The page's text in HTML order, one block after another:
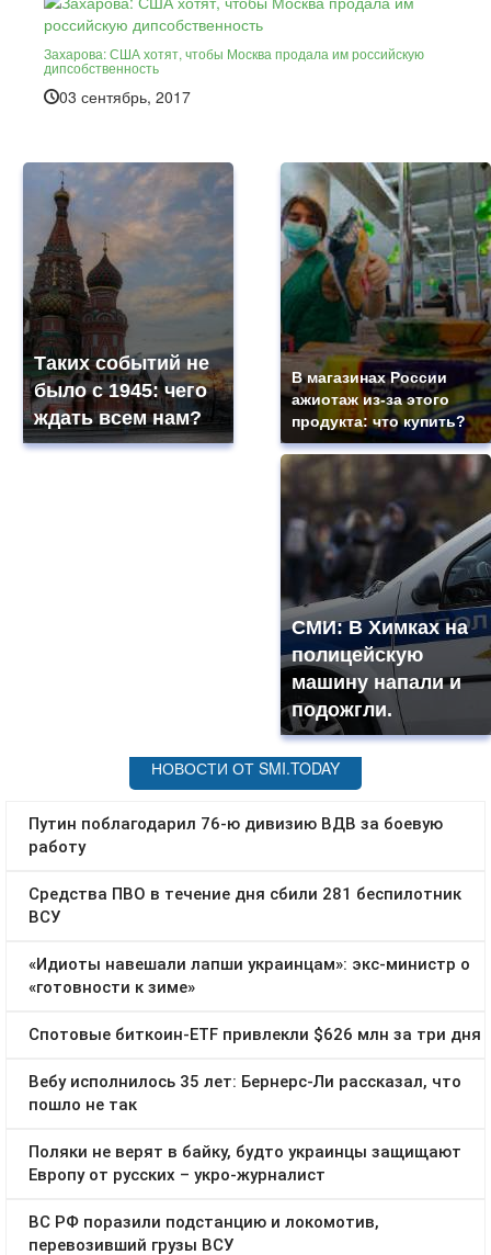
Захарова: США хотят, чтобы Москва продала им российскую
дипсобственность
03 сентябрь, 2017
Таких событий не
было с 1945: чего
ждать всем нам?
В магазинах России
ажиотаж из-за этого
продукта: что купить?
СМИ: В Химках на
полицейскую
машину напали и
подожгли.